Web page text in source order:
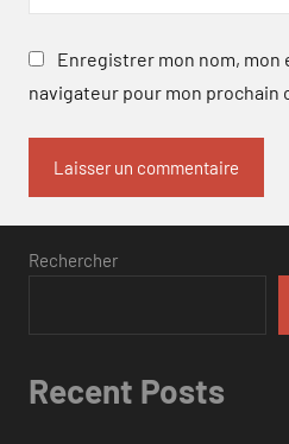
Enregistrer mon nom, mon
navigateur pour mon prochain
Rechercher
Recent Posts